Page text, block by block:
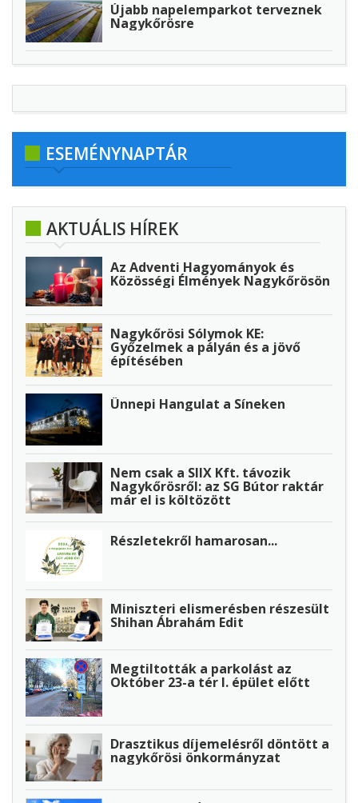
Újabb napelemparkot terveznek
Nagykőrösre
ESEMÉNYNAPTÁR
AKTUÁLIS HÍREK
Az Adventi Hagyományok és
Közösségi Élmények Nagykőrösön
Nagykőrösi Sólymok KE:
Győzelmek a pályán és a jövő
építésében
Ünnepi Hangulat a Síneken
Nem csak a SIIX Kft. távozik
Nagykőrösről: az SG Bútor raktár
már el is költözött
Részletekről hamarosan...
Miniszteri elismerésben részesült
Shihan Ábrahám Edit
Megtiltották a parkolást az
Október 23-a tér I. épület előtt
Drasztikus díjemelésről döntött a
nagykőrösi önkormányzat